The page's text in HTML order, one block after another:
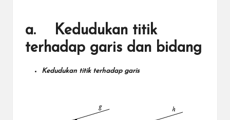
a. Kedudukan titik
terhadap garis dan bidang
Kedudukan titik terhadap garis